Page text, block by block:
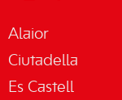
Alaior
Ciutadella
Es Castell